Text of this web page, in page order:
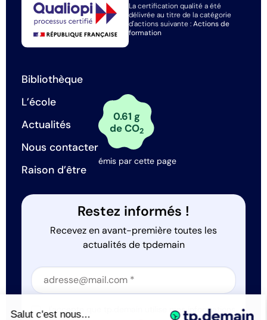
La certification qualité a été
délivrée au titre de la catégorie
d'actions suivante :Actions de
formation
Bibliothèque
L’école
Actualités
Nous contacter
Raison d’être
0.61 g
de CO2
émis par cette page
Restez informés !
Recevez en avant-première toutes les
actualités de tpdemain
Section
Section
J'accepte que tp.demain utilise mes informations
Salut c'est nous...